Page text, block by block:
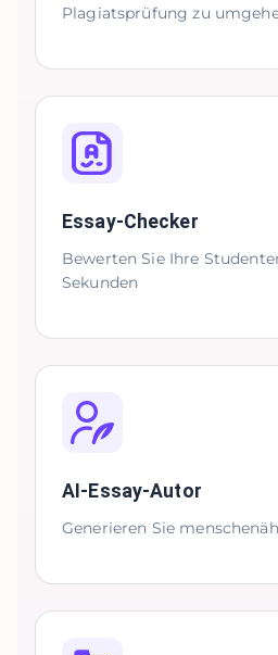
Plagiatsprüfung zu
Essay-Checker
Bewerten Sie Ihre
Sekunden
AI-Essay-Autor
Generieren Sie